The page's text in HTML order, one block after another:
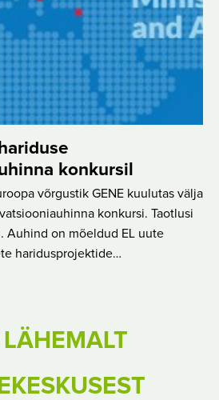
konkursil
võrgustik GENE kuulutas välja
konkursi. Taotlusi
Auhind on mõeldud EL uute
haridusprojektide…
LÄHEMALT